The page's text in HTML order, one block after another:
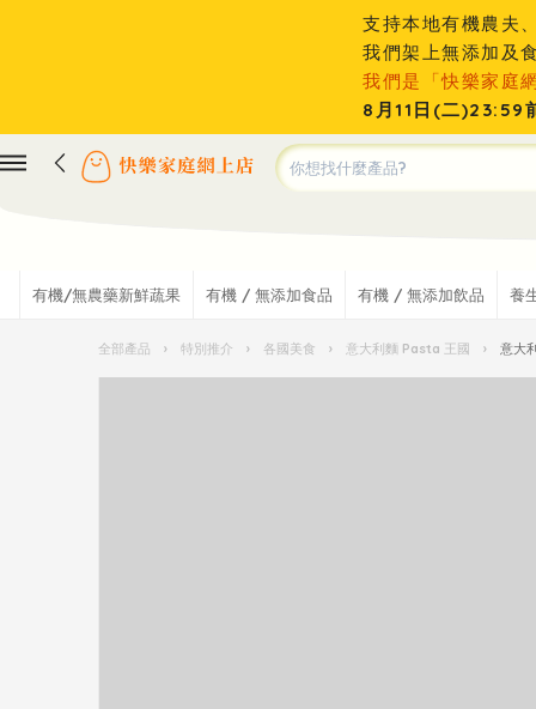
支持本地有機農夫
我們架上無添加及
我們是「快樂家庭
8月11日(二)23:59
有機/無農藥新鮮蔬果 有機 / 無添加食品 有機 / 無添加飲品 養
全部產品 › 特別推介 › 各國美食 › 意大利麵 Pasta 王國 › 意大